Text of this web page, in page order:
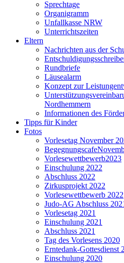
Sprechtage
Organigramm
Unfallkasse NRW
Unterrichtszeiten
Eltern
Nachrichten aus der
Rundbriefe
Läusealarm
Konzept zur
Nordhemmern
Informationen des
Tipps für Kinder
Fotos
Vorlesetag November
Vorlesewettbewerb2023
Einschulung 2022
Abschluss 2022
Zirkusprojekt 2022
Vorlesewettbewerb 2022
Judo-AG Abschluss
Vorlesetag 2021
Einschulung 2021
Abschluss 2021
Tag des Vorlesens 2020
Erntedank-Gottesdienst
Einschulung 2020